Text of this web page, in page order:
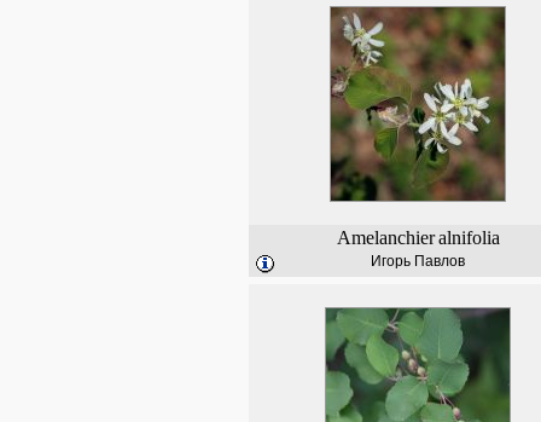
Amelanchier alnifolia
Игорь Павлов